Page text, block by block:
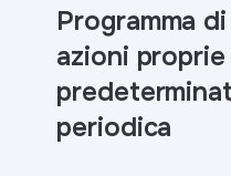
Programma
azioni proprie
periodica